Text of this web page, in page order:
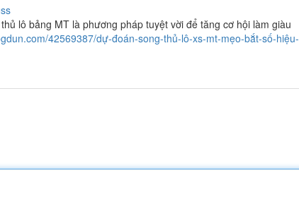
lô bảng MT là phương pháp tuyệt vời để tăng cơ hội làm giàu
42569387/dự-đoán-song-thủ-lô-xs-mt-mẹo-bắt-số-hiệu-